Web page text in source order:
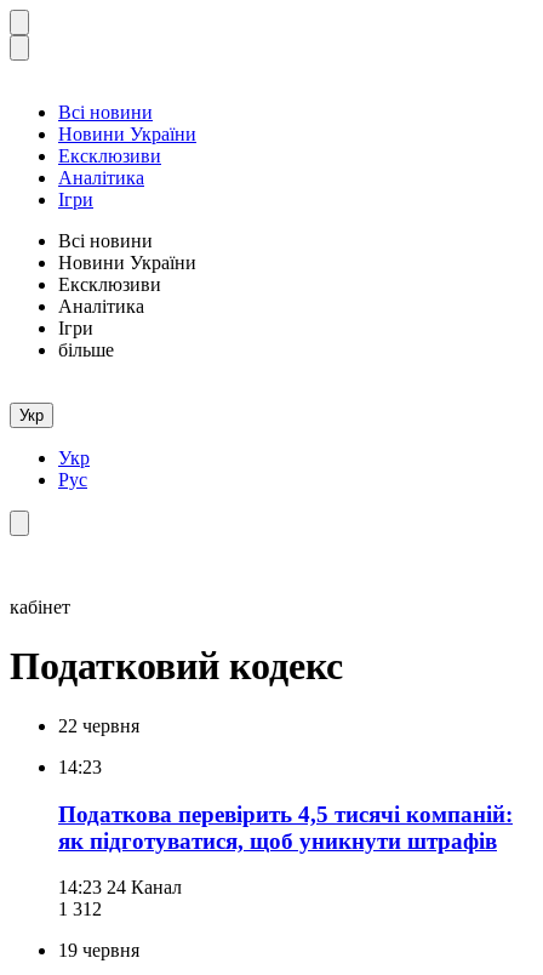
Всі новини
Новини України
Ексклюзиви
Аналітика
Ігри
Всі новини
Новини України
Ексклюзиви
Аналітика
Ігри
більше
Укр
Укр
Рус
кабінет
Податковий кодекс
22 червня
14:23
Податкова перевірить 4,5 тисячі компаній:
як підготуватися, щоб уникнути штрафів
14:23 24 Канал
1 312
19 червня